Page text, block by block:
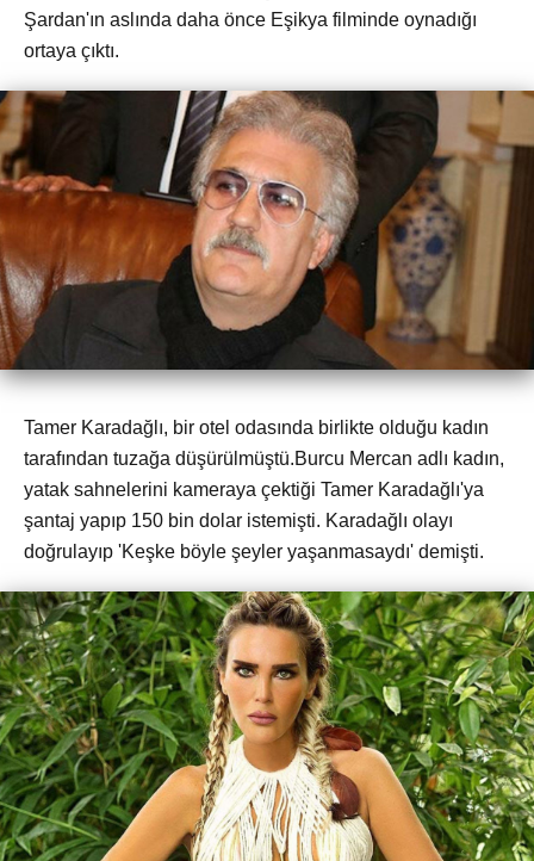
Şardan'ın aslında daha önce Eşikya filminde oynadığı
ortaya çıktı.
Tamer Karadağlı, bir otel odasında birlikte olduğu kadın
tarafından tuzağa düşürülmüştü.Burcu Mercan adlı kadın,
yatak sahnelerini kameraya çektiği Tamer Karadağlı'ya
şantaj yapıp 150 bin dolar istemişti. Karadağlı olayı
doğrulayıp 'Keşke böyle şeyler yaşanmasaydı' demişti.